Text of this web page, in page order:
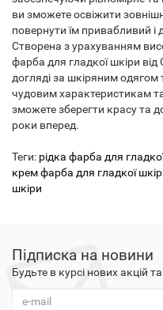
ви зможете освіжити
повернути їм привабливий і
Створена з урахуванням
фарба для гладкої шкіри
догляді за шкіряним одягом
чудовим характеристикам
зможете зберегти красу та
роки вперед.
Теги: рідка фарба для
крем фарба для гладкої
шкіри
Підписка на новини
Будьте в курсі нових акцій